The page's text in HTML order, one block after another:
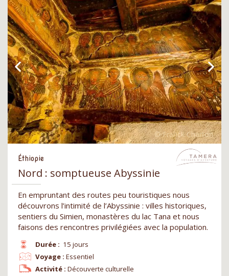
Éthiopie
Nord : somptueuse Abyssinie
En empruntant des routes peu touristiques nous
découvrons l’intimité de l’Abyssinie : villes historiques,
sentiers du Simien, monastères du lac Tana et nous
faisons des rencontres privilégiées avec la population.
Durée : 15 jours
Voyage : Essentiel
Activité : Découverte culturelle